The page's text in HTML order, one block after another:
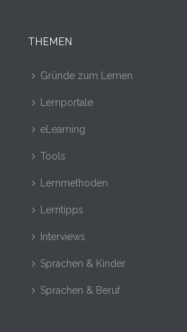
THEMEN
Gründe zum Lernen
Lernportale
eLearning
Tools
Lernmethoden
Lerntipps
Interviews
Sprachen & Kinder
Sprachen & Beruf